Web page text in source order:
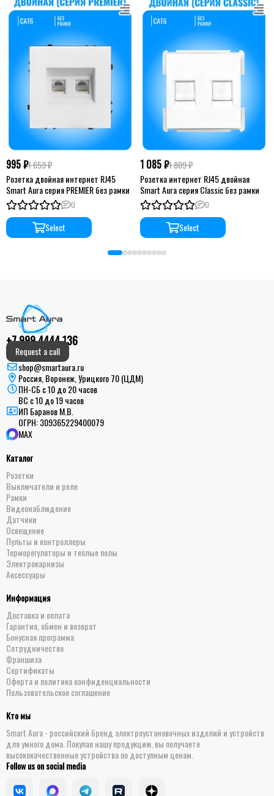
995 ₽1 659 ₽
Розетка двойная интернет RJ45
Smart Aura серия PREMIER без рамки
0
Select
1 085 ₽1 809 ₽
Розетка интернет RJ45 двойная
Smart Aura серия Classic без рамки
0
Select
+7 999 4444 136
Request a call
shop@smartaura.ru
Россия, Воронеж, Урицкого 70 (ЦДМ)
ПН-СБ с 10 до 20 часов
ВС с 10 до 19 часов
ИП Баранов М.В.
ОГРН:309365229400079
MAX
Каталог
Розетки
Выключатели и реле
Рамки
Видеонаблюдение
Датчики
Освещение
Пульты и контроллеры
Терморегуляторы и теплые полы
Электрокарнизы
Аксессуары
Информация
Доставка и оплата
Гарантия, обмен и возврат
Бонусная программа
Сотрудничество
Франшиза
Сертификаты
Оферта и политика конфиденциальности
Пользовательское соглашение
Кто мы
Smart Aura - российский бренд электроустановочных изделий и устройств
для умного дома. Покупая нашу продукцию, вы получаете
высококачественные устройства по доступным ценам.
Follow us on social media